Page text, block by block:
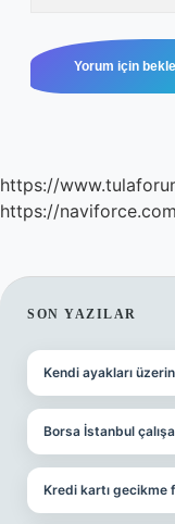
https://
https://
SON YAZILAR
Kendi ayakları
Borsa İstanbul
Kredi kartı gecikme